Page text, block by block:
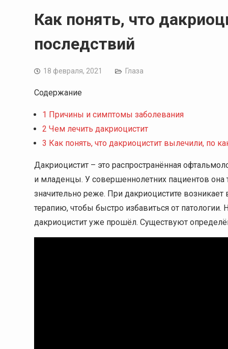
Как понять, что
последствий
18 февраля, 2021 Глаза
Содержание
1 Причины и симптомы заболевания
2 Чем лечить дакриоцистит
3 Как понять, что дакриоцистит вылечили, по
Дакриоцистит – это распространённая
и младенцы. У совершеннолетних пациентов
значительно реже. При дакриоцистите
терапию, чтобы быстро избавиться от
дакриоцистит уже прошёл. Существуют